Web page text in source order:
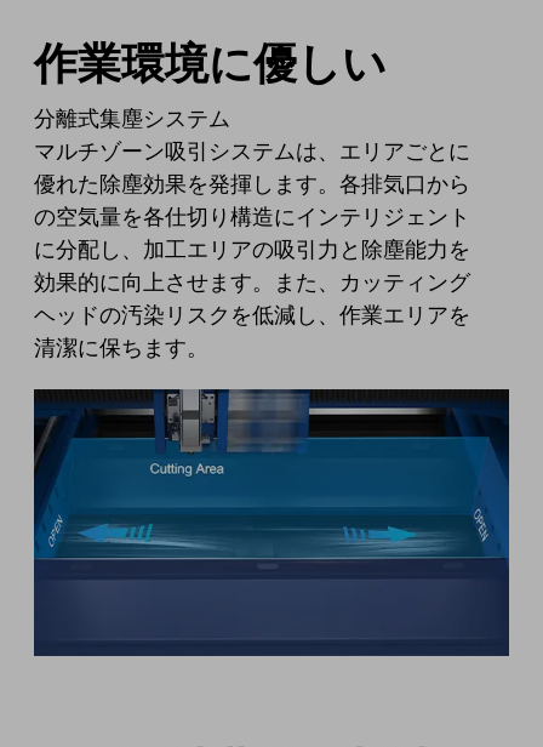
作業環境に優しい
分離式集塵システム
マルチゾーン吸引システムは、エリアごとに
優れた除塵効果を発揮します。各排気口から
の空気量を各仕切り構造にインテリジェント
に分配し、加工エリアの吸引力と除塵能力を
効果的に向上させます。また、カッティング
ヘッドの汚染リスクを低減し、作業エリアを
清潔に保ちます。